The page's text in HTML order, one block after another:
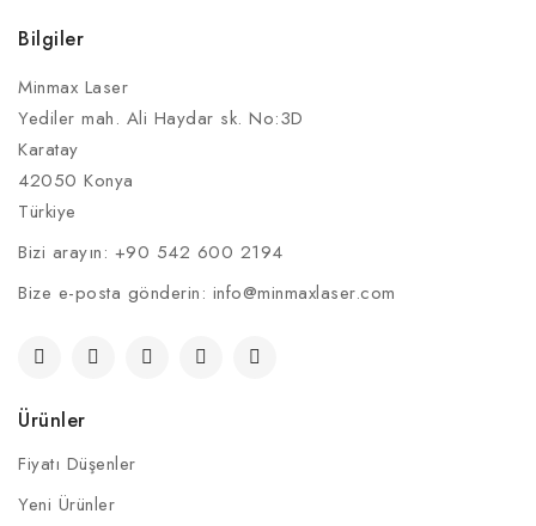
Bilgiler
Minmax Laser
Yediler mah. Ali Haydar sk. No:3D
Karatay
42050 Konya
Türkiye
Bizi arayın: +90 542 600 2194
Bize e-posta gönderin: info@minmaxlaser.com
Ürünler
Fiyatı Düşenler
Yeni Ürünler